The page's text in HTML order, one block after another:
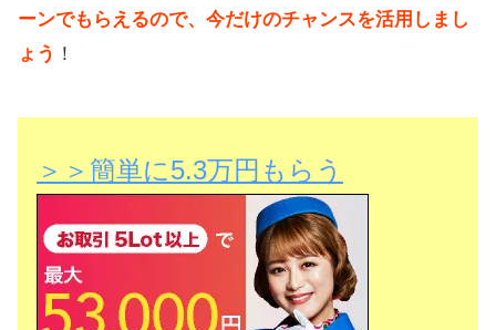
ーンでもらえるので、今だけのチャンスを活用しまし
ょう ！
＞＞簡単に5.3万円もらう